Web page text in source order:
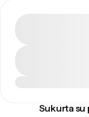
Sukurta su